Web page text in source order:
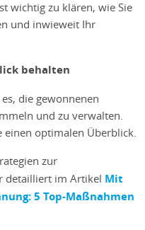
wichtig zu klären, wie Sie
und inwieweit Ihr
behalten
die gewonnenen
und zu verwalten.
optimalen Überblick.
zur
detailliert im Artikel Mit
5 Top-Maßnahmen